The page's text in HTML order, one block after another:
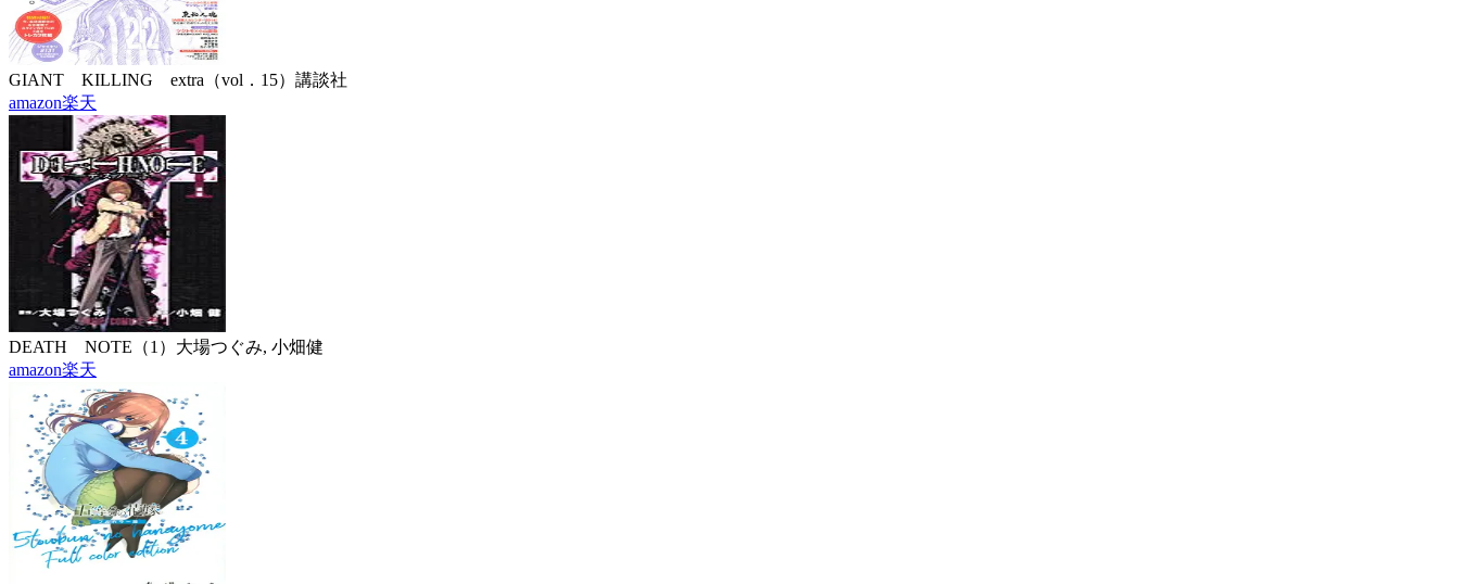
GIANT KILLING extra（vol．15） 講談社
amazon楽天
DEATH NOTE（1） 大場つぐみ, 小畑健
amazon楽天